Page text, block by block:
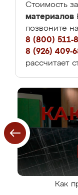
Стоимость
материалов
позвоните
8 (800) 511-
8 (926) 409-
рассчитает
Как